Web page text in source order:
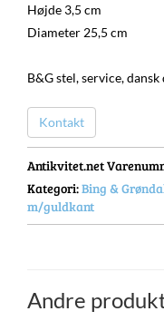
Højde 3,5 cm
Diameter 25,5 cm
B&G stel, service,
Kontakt
Antikvitet.net
Kategori:Bing &
m/guldkant
Andre